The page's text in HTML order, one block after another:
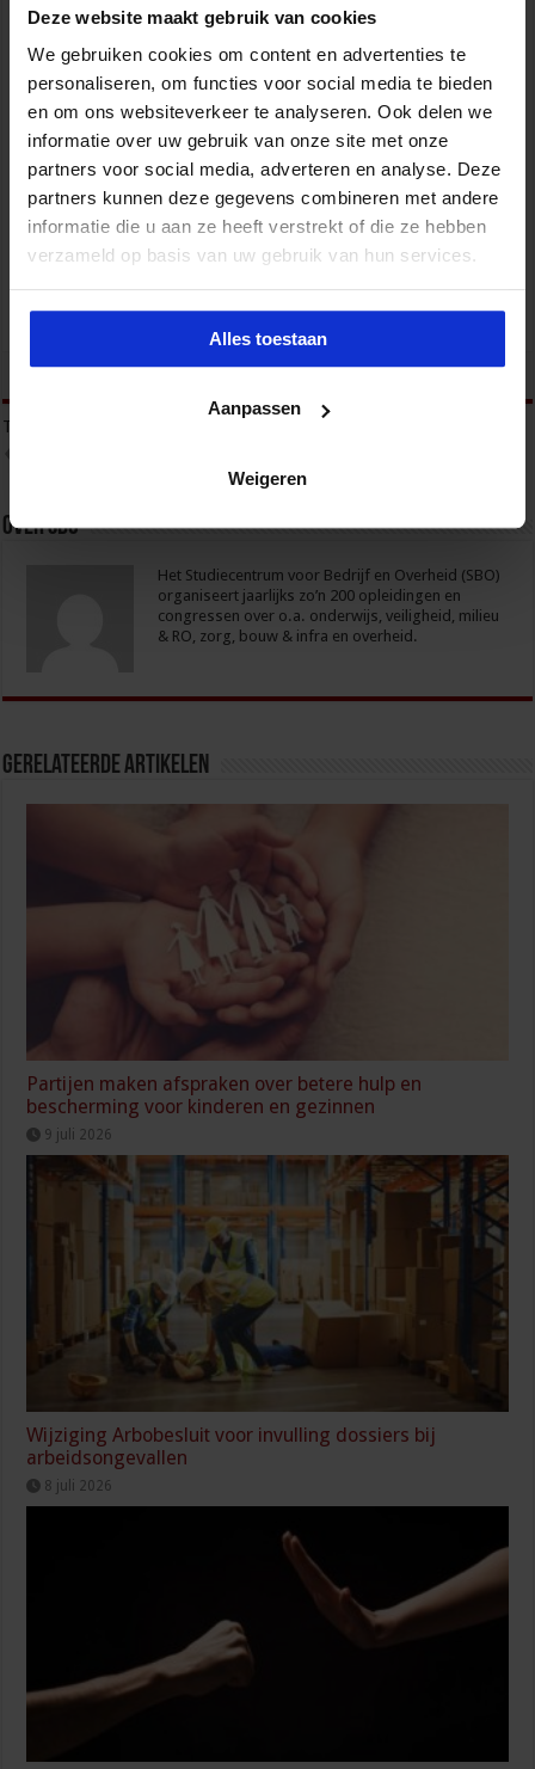
Deze website maakt gebruik van cookies
We gebruiken cookies om content en advertenties te
personaliseren, om functies voor social media te bieden
en om ons websiteverkeer te analyseren. Ook delen we
informatie over uw gebruik van onze site met onze
partners voor social media, adverteren en analyse. Deze
partners kunnen deze gegevens combineren met andere
informatie die u aan ze heeft verstrekt of die ze hebben
verzameld op basis van uw gebruik van hun services.
Alles toestaan
Aanpassen
Weigeren
Opleiding Beleidsmedewerker Openbare Orde
en Veiligheid
VEILIGHEID
tweet
Tags
Over sbo
Het Studiecentrum voor Bedrijf en Overheid (SBO)
organiseert jaarlijks zo’n 200 opleidingen en
congressen over o.a. onderwijs, veiligheid, milieu
& RO, zorg, bouw & infra en overheid.
Gerelateerde Artikelen
Partijen maken afspraken over betere hulp en
bescherming voor kinderen en gezinnen
9 juli 2026
Wijziging Arbobesluit voor invulling dossiers bij
arbeidsongevallen
8 juli 2026